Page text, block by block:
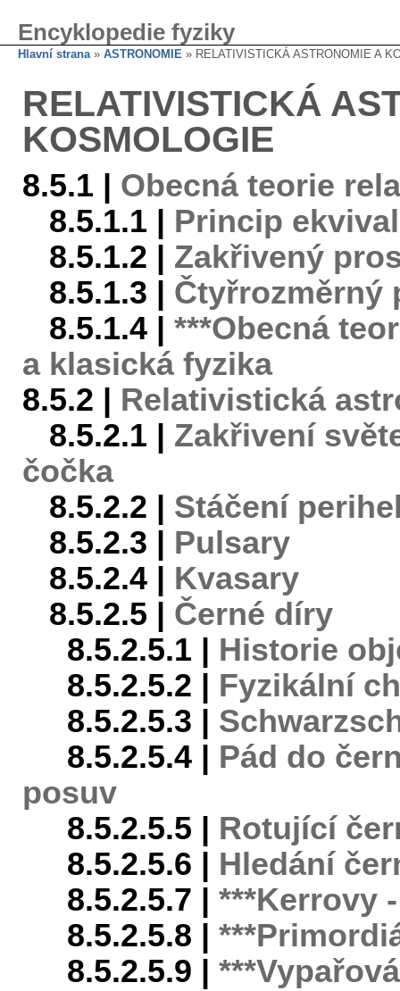
Encyklopedie fyziky
Hlavní strana» ASTRONOMIE » RELATIVISTICKÁ ASTRONOMIE A
RELATIVISTICKÁ
KOSMOLOGIE
8.5.1 | Obecná teorie
8.5.1.1 | Princip
8.5.1.2 | Zakřivený
8.5.1.3 | Čtyřrozměrný
8.5.1.4 | ***Obecná
a klasická fyzika
8.5.2 | Relativistická
8.5.2.1 | Zakřivení
čočka
8.5.2.2 | Stáčení
8.5.2.3 | Pulsary
8.5.2.4 | Kvasary
8.5.2.5 | Černé díry
8.5.2.5.1 | Historie
8.5.2.5.2 | Fyzikální
8.5.2.5.3 |
8.5.2.5.4 | Pád do
posuv
8.5.2.5.5 | Rotující
8.5.2.5.6 | Hledání
8.5.2.5.7 | ***Kerrovy
8.5.2.5.8 |
8.5.2.5.9 |